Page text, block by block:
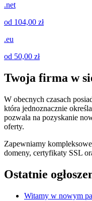
.net
od 104,00 zł
.eu
od 50,00 zł
Twoja firma w
W obecnych czasach
która jednoznacznie
pozwala na pozyskanie
oferty.
Zapewniamy
domeny, certyfikaty SSL
Ostatnie
Witamy w nowym